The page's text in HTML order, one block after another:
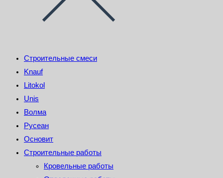
Строительные смеси
Knauf
Litokol
Unis
Волма
Русеан
Основит
Строительные работы
Кровельные работы